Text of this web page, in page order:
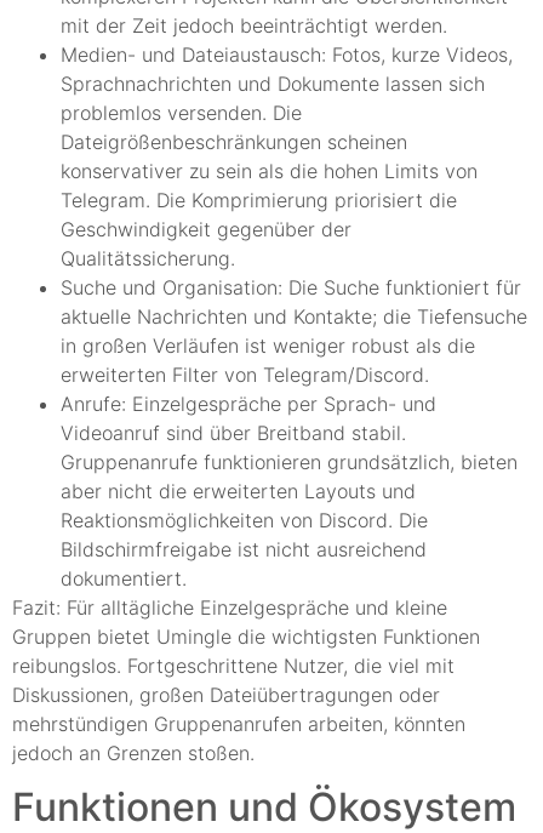
mit der Zeit jedoch beeinträchtigt werden.
Medien- und Dateiaustausch: Fotos, kurze Videos,
Sprachnachrichten und Dokumente lassen sich
problemlos versenden. Die
Dateigrößenbeschränkungen scheinen
konservativer zu sein als die hohen Limits von
Telegram. Die Komprimierung priorisiert die
Geschwindigkeit gegenüber der
Qualitätssicherung.
Suche und Organisation: Die Suche funktioniert für
aktuelle Nachrichten und Kontakte; die Tiefensuche
in großen Verläufen ist weniger robust als die
erweiterten Filter von Telegram/Discord.
Anrufe: Einzelgespräche per Sprach- und
Videoanruf sind über Breitband stabil.
Gruppenanrufe funktionieren grundsätzlich, bieten
aber nicht die erweiterten Layouts und
Reaktionsmöglichkeiten von Discord. Die
Bildschirmfreigabe ist nicht ausreichend
dokumentiert.
Fazit: Für alltägliche Einzelgespräche und kleine
Gruppen bietet Umingle die wichtigsten Funktionen
reibungslos. Fortgeschrittene Nutzer, die viel mit
Diskussionen, großen Dateiübertragungen oder
mehrstündigen Gruppenanrufen arbeiten, könnten
jedoch an Grenzen stoßen.
Funktionen und Ökosystem